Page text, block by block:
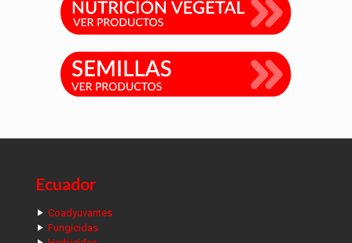
Ecuador
Coadyuvantes
Fungicidas